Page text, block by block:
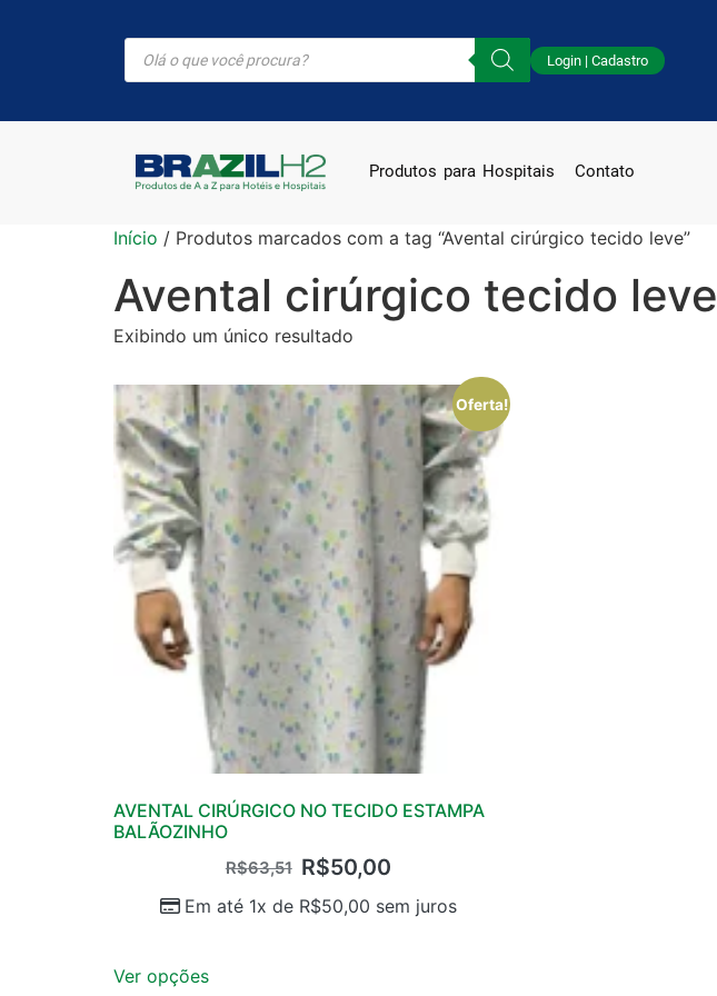
Login | Cadastro
Produtos para Hospitais Contato
Início / Produtos marcados com a tag “Avental cirúrgico tecido leve”
Avental cirúrgico tecido leve
Exibindo um único resultado
Oferta!
AVENTAL CIRÚRGICO NO TECIDO ESTAMPA
BALÃOZINHO
R$63,51 R$50,00
Em até 1x de R$50,00 sem juros
Ver opções